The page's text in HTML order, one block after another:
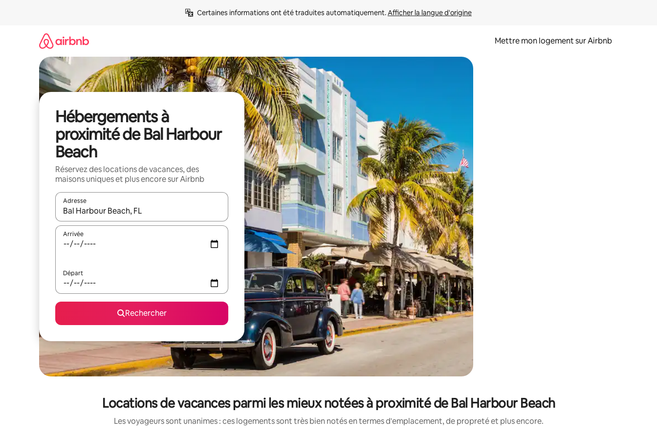
Certaines informations ont été traduites automatiquement. Afficher la langue d'origine
Mettre mon logement sur Airbnb
Hébergements à
proximité de Bal Harbour
Beach
Réservez des locations de vacances, des
maisons uniques et plus encore sur Airbnb
Adresse
Lorsque les résultats s'affichent, utilisez les flèches vers le haut et vers le bas pour les parcourir ou en appuyant et en faisant glisser.
Arrivée
Départ
Rechercher
Locations de vacances parmi les mieux notées à proximité de Bal Harbour Beach
Les voyageurs sont unanimes : ces logements sont très bien notés en termes d'emplacement, de propreté et plus encore.